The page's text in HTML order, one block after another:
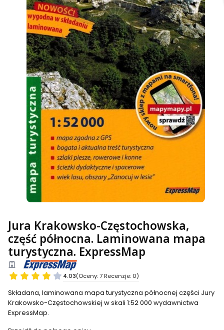
Jura Krakowsko-Częstochowska,
część północna. Laminowana mapa
turystyczna. ExpressMap
4.03(Oceny: 7 Recenzje: 0)
Składana, laminowana mapa turystyczna północnej części Jury
Krakowsko-Częstochowskiej w skali 1:52 000 wydawnictwa
ExpressMap.